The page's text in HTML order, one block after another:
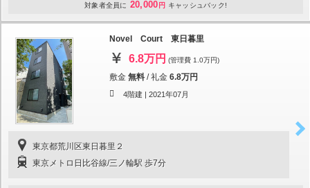
対象者全員に 20,000 円 キャッシュバック!
Novel Court 東日暮里
6.8万円 (管理費 1.0万円)
敷金 無料 /礼金 6.8万円
4階建 | 2021年07月
東京都荒川区東日暮里２
東京メトロ日比谷線/三ノ輪駅 歩7分